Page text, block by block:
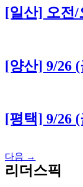
[일산] 오전/
[양산] 9/26
[평택] 9/26
다음 →
리더스픽